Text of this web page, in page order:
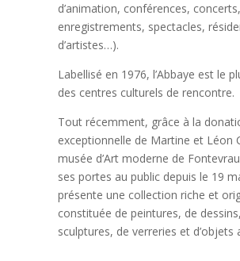
d’animation, conférences, concerts,
enregistrements, spectacles,
d’artistes…).
Labellisé en 1976, l’Abbaye est le
des centres culturels de rencontre.
Tout récemment, grâce à la
exceptionnelle de Martine et Léon
musée d’Art moderne de
ses portes au public depuis le 19
présente une collection riche et
constituée de peintures, de
sculptures, de verreries et d’objets